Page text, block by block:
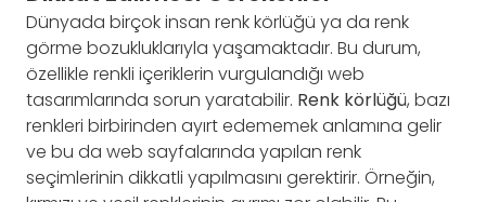
Dünyada birçok insan renk körlüğü ya da renk
görme bozukluklarıyla yaşamaktadır. Bu durum,
özellikle renkli içeriklerin vurgulandığı web
tasarımlarında sorun yaratabilir. Renk körlüğü, bazı
renkleri birbirinden ayırt edememek anlamına gelir
ve bu da web sayfalarında yapılan renk
seçimlerinin dikkatli yapılmasını gerektirir. Örneğin,